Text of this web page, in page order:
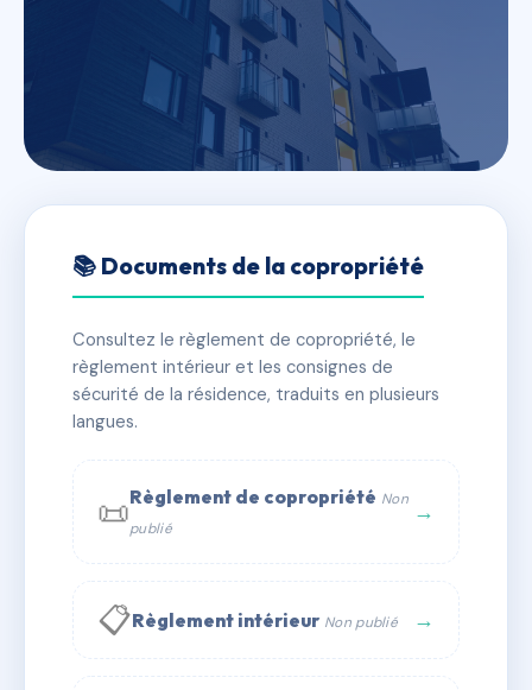
LES JARDINS DE RIGOUMEL
✓ Immatriculée 🏠 50 lots 🏗 3 bâtiment(s)
📞 Contacter Syndic Digital
📚 Documents de la copropriété
Consultez le règlement de copropriété, le
règlement intérieur et les consignes de
sécurité de la résidence, traduits en plusieurs
langues.
📜Règlement de copropriété Non
publié
→
📋Règlement intérieur Non publié →